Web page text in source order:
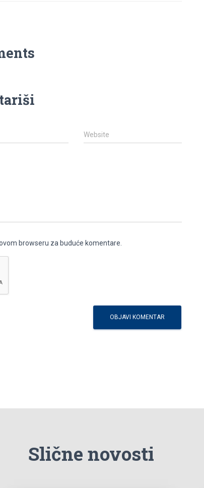
Website
browseru za buduće komentare.
Slične novosti